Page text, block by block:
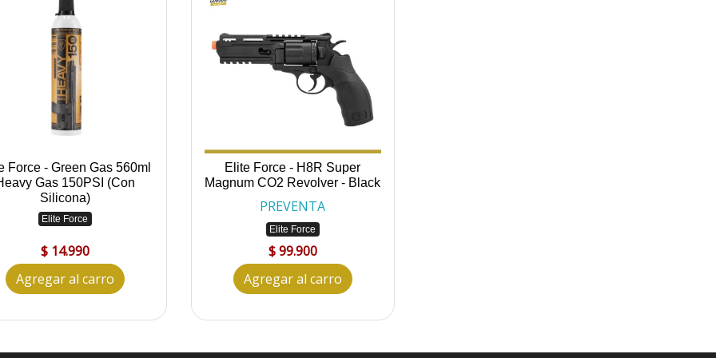
Force - Green Gas 560ml
Gas 150PSI (Con
Silicona)
Elite Force
$ 14.990
Agregar al carro
Elite Force - H8R Super
Magnum CO2 Revolver - Black
PREVENTA
Elite Force
$ 99.900
Agregar al carro